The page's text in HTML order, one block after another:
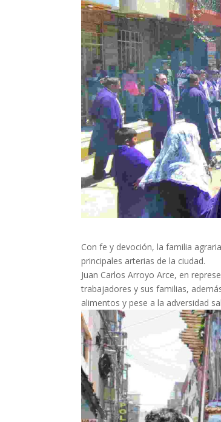
Con fe y devoción, la familia
principales arterias de la ciudad.
Juan Carlos Arroyo Arce, en
trabajadores y sus familias,
alimentos y pese a la adversidad